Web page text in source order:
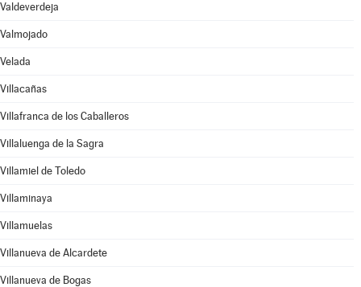
Valdeverdeja
Valmojado
Velada
Villacañas
Villafranca de los Caballeros
Villaluenga de la Sagra
Villamiel de Toledo
Villaminaya
Villamuelas
Villanueva de Alcardete
Villanueva de Bogas